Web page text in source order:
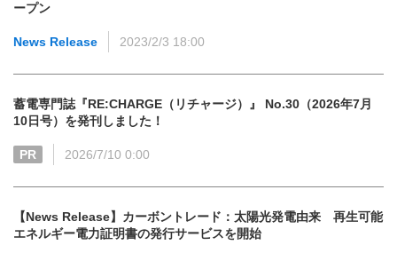
ープン
News Release 2023/2/3 18:00
蓄電専門誌『RE:CHARGE（リチャージ）』 No.30（2026年7月
10日号）を発刊しました！
PR 2026/7/10 0:00
【News Release】カーボントレード：太陽光発電由来 再生可能
エネルギー電力証明書の発行サービスを開始